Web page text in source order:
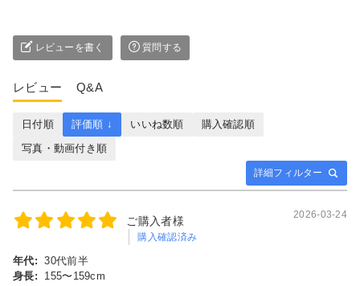
レビューを書く 質問する
レビュー Q&A
詳細フィルター
日付順 評価順 ↓ いいね数順
購入確認順
写真・動画付き順
ご購入者様
購入確認済み
2026-03-24
年代: 30代前半
身長:
155〜159cm